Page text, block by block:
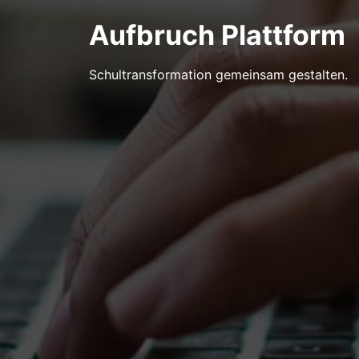
Aufbruch Plattform
Schultransformation gemeinsam gestalten.